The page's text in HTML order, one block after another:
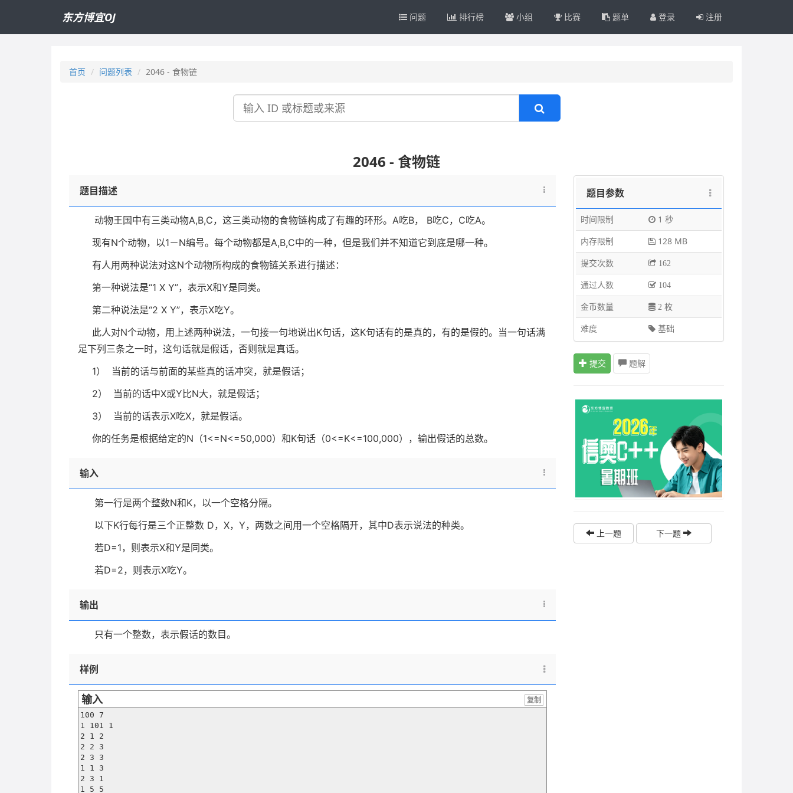
东方博宜OJ 问题 排行榜 小组 比赛 题单 登录 注册
首页 问题列表 2046 - 食物链
搜
2046 - 食物链
题目描述
动物王国中有三类动物A,B,C，这三类动物的食物链构成了有趣的环形。 A吃B， B吃C， C吃A。
现有N个动物，以1－N编号。每个动物都是A,B,C中的一种，但是我们并不知道它到底是哪一种。
有人用两种说法对这N个动物所构成的食物链关系进行描述：
第一种说法是“1 X Y”，表示X和Y是同类。
第二种说法是“2 X Y”，表示X吃Y。
此人对N个动物，用上述两种说法，一句接一句地说出K句话，这K句话有的是真的，有的是假的。当一句话满
足下列三条之一时，这句话就是假话，否则就是真话。
1） 当前的话与前面的某些真的话冲突，就是假话；
2） 当前的话中X或Y 比N大，就是假话；
3） 当前的话表示X吃X，就是假话。
你的任务是根据给定的N （1<=N<=50,000）和K句话（0<=K<=100,000），输出假话的总数。
输入
第一行是两个整数N和K，以一个空格分隔。
以下K行每行是三个正整数 D， X， Y，两数之间用一个空格隔开，其中D表示说法的种类。
若D=1，则表示X和Y是同类。
若D=2，则表示X吃Y。
输出
只有一个整数，表示假话的数目。
样例
输入
复制
100 7
1 101 1
2 1 2
2 2 3
2 3 3
1 1 3
2 3 1
1 5 5
题目参数
时间限制
1 秒
内存限制
128 MB
提交次数
162
通过人数 104
金币数量 2 枚
难度 基础
提交 题解
上一题 下一题